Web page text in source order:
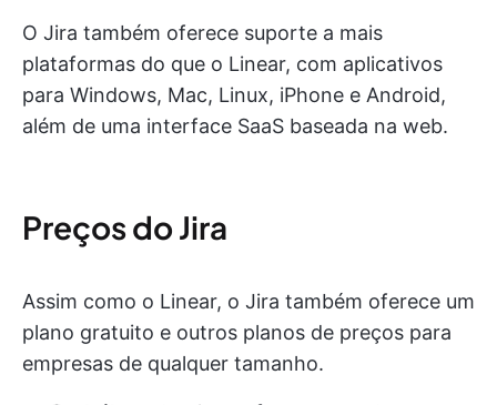
O Jira também oferece suporte a mais
plataformas do que o Linear, com aplicativos
para Windows, Mac, Linux, iPhone e Android,
além de uma interface SaaS baseada na web.
Preços do Jira
Assim como o Linear, o Jira também oferece um
plano gratuito e outros planos de preços para
empresas de qualquer tamanho.